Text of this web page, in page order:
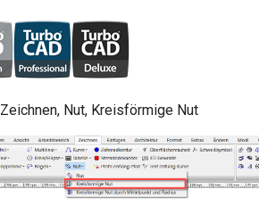
Zeichnen, Nut, Kreisförmige Nut